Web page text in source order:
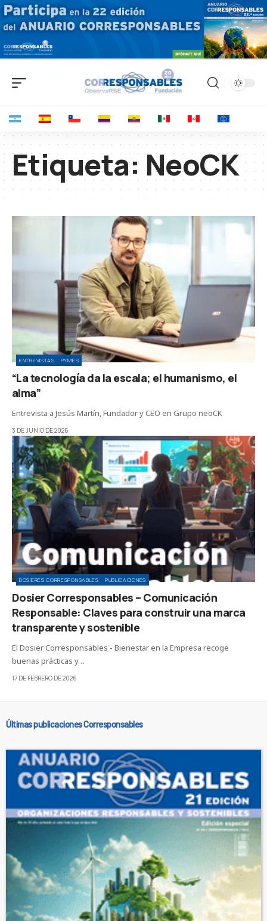
Etiqueta: NeoCK
ENTREVISTAS PYMES
“La tecnología da la escala; el humanismo, el
alma”
Entrevista a Jesús Martín, Fundador y CEO en Grupo neoCK
3 DE JUNIO DE 2026
DOSIERES CORRESPONSABLES PUBLICACIONES
Dosier Corresponsables – Comunicación
Responsable: Claves para construir una marca
transparente y sostenible
El Dosier Corresponsables - Bienestar en la Empresa recoge
buenas prácticas y…
17 DE FEBRERO DE 2026
Últimas publicaciones Corresponsables